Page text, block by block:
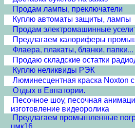
Продам лампы, преключатели
Куплю автоматы защиты, лампы
Продам электромашинные
Предлагаем калориферы
Флаера, плакаты, бланки,
Продаю складские остатки
Куплю неликвиды РЭК
Люминесцентная краска Noxton
Отдых в Евпатории.
Песочное шоу, песочная
изготовление видеоролика
Предлагаем промышленные
цмк16